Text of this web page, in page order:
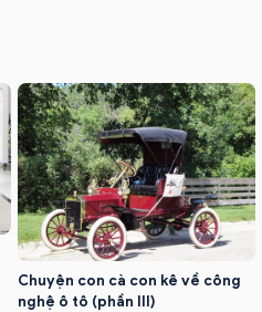
Chuyện con cà con kê về công
nghệ ô tô (phần III)